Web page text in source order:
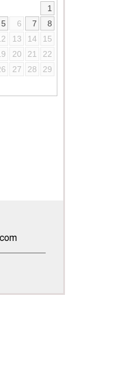
1
5 6 7
8
13 14
15
20 21
22
27 28
29